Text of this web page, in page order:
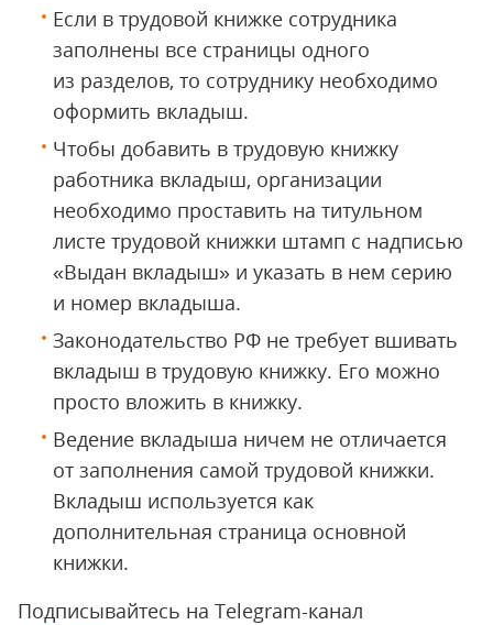
Если в трудовой книжке сотрудника
заполнены все страницы одного
из разделов, то сотруднику необходимо
оформить вкладыш.
Чтобы добавить в трудовую книжку
работника вкладыш, организации
необходимо проставить на титульном
листе трудовой книжки штамп с надписью
«Выдан вкладыш» и указать в нем серию
и номер вкладыша.
Законодательство РФ не требует вшивать
вкладыш в трудовую книжку. Его можно
просто вложить в книжку.
Ведение вкладыша ничем не отличается
от заполнения самой трудовой книжки.
Вкладыш используется как
дополнительная страница основной
книжки.
Подписывайтесь на Telegram-канал